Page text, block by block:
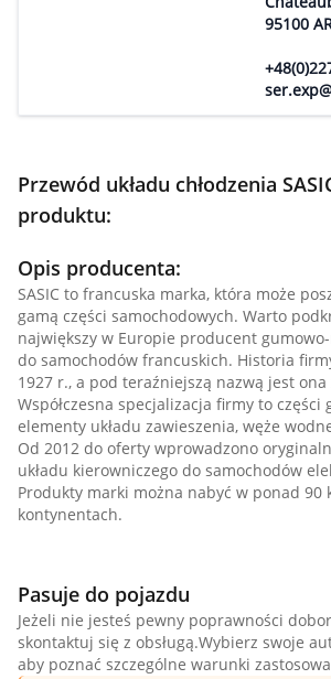
95100
Przewód układu chłodzenia
produktu:
Opis producenta:
SASIC to francuska marka, która może
gamą części samochodowych. Warto
największy w Europie producent
do samochodów francuskich. Historia
1927 r., a pod teraźniejszą nazwą jest
Współczesna specjalizacja firmy to części
elementy układu zawieszenia, węże
Od 2012 do oferty wprowadzono
układu kierowniczego do samochodów
Produkty marki można nabyć w ponad 90
kontynentach.
Pasuje do pojazdu
Jeżeli nie jesteś pewny poprawności
skontaktuj się z obsługą.Wybierz swoje
aby poznać szczególne warunki